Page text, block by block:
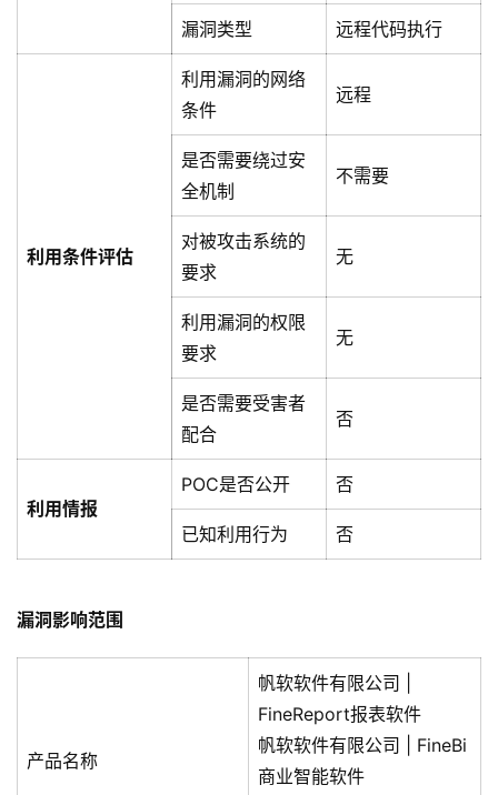
漏洞类型 远程代码执行
利用条件评估
利用漏洞的网络
条件
远程
是否需要绕过安
全机制
不需要
对被攻击系统的
要求
无
利用漏洞的权限
要求
无
是否需要受害者
配合
否
利用情报
POC是否公开 否
已知利用行为 否
漏洞影响范围
产品名称
帆软软件有限公司 |
FineReport报表软件
帆软软件有限公司 | FineBi
商业智能软件